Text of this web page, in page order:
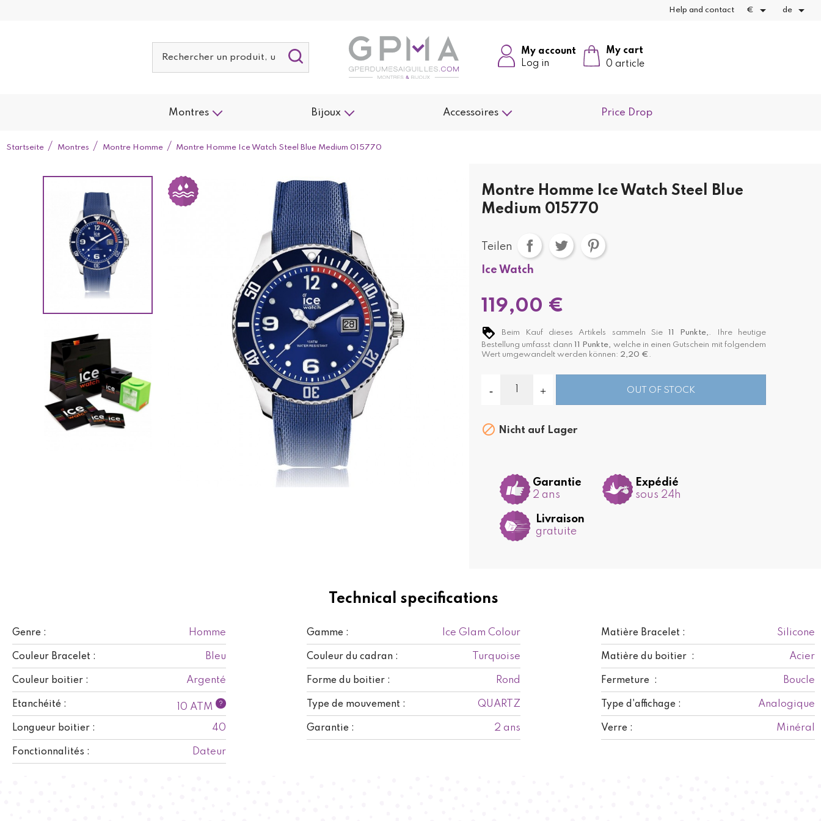
Help and contact €  de 
My cart
0 article
My account
Log in
Montres Bijoux Accessoires Price Drop
Startseite Montres Montre Homme Montre Homme Ice Watch Steel Blue Medium 015770
Technical specifications
Genre : Homme Gamme : Ice Glam Colour Matière Bracelet : Silicone
Couleur Bracelet : Bleu Couleur du cadran : Turquoise Matière du boitier : Acier
Couleur boitier : Argenté Forme du boitier : Rond Fermeture : Boucle
Etanchéité : 10 ATM ? Type de mouvement : QUARTZ Type d'affichage : Analogique
Longueur boitier : 40 Garantie : 2 ans Verre : Minéral
Fonctionnalités : Dateur
Montre Homme Ice Watch Steel Blue
Medium 015770
Teilen
Ice Watch
119,00 €
Beim Kauf dieses Artikels sammeln Sie 11 Punkte, . Ihre heutige
Bestellung umfasst dann 11 Punkte, welche in einen Gutschein mit folgendem
Wert umgewandelt werden können: 2,20 € .
OUT OF STOCK
 Nicht auf Lager
Garantie
2 ans
Expédié
sous 24h
Livraison
gratuite